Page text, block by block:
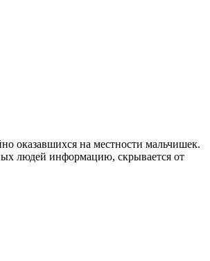
оказавшихся на местности мальчишек.
людей информацию, скрывается от